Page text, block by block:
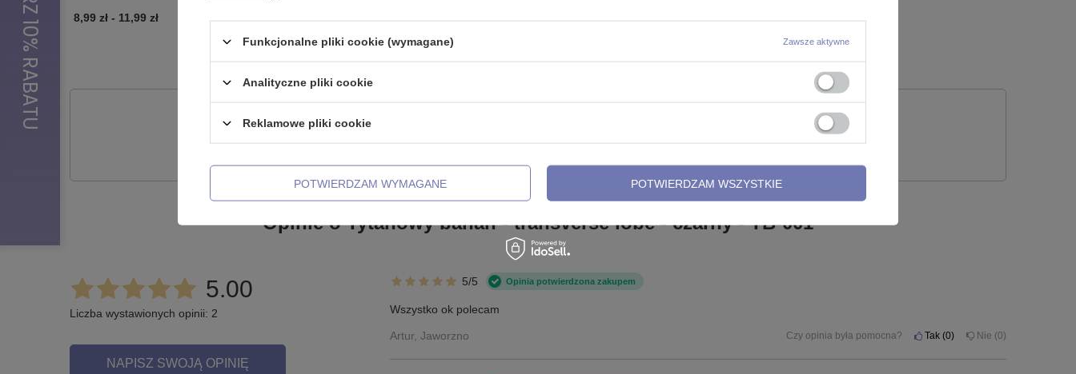
8,99 zł - 11,99 zł
Potrzebujesz pomocy? Masz pytania?
Opinie o Tytanowy banan - transverse lobe - czarny - TB-001
5.00
Liczba wystawionych opinii: 2
NAPISZ SWOJĄ OPINIĘ
5/5 Opinia potwierdzona zakupem
Wszystko ok polecam
Artur, Jaworzno Czy opinia była pomocna? Tak 0 Nie 0
Funkcjonalne pliki cookie (wymagane) Zawsze aktywne
Analityczne pliki cookie
Reklamowe pliki cookie
POTWIERDZAM WYMAGANE POTWIERDZAM WSZYSTKIE